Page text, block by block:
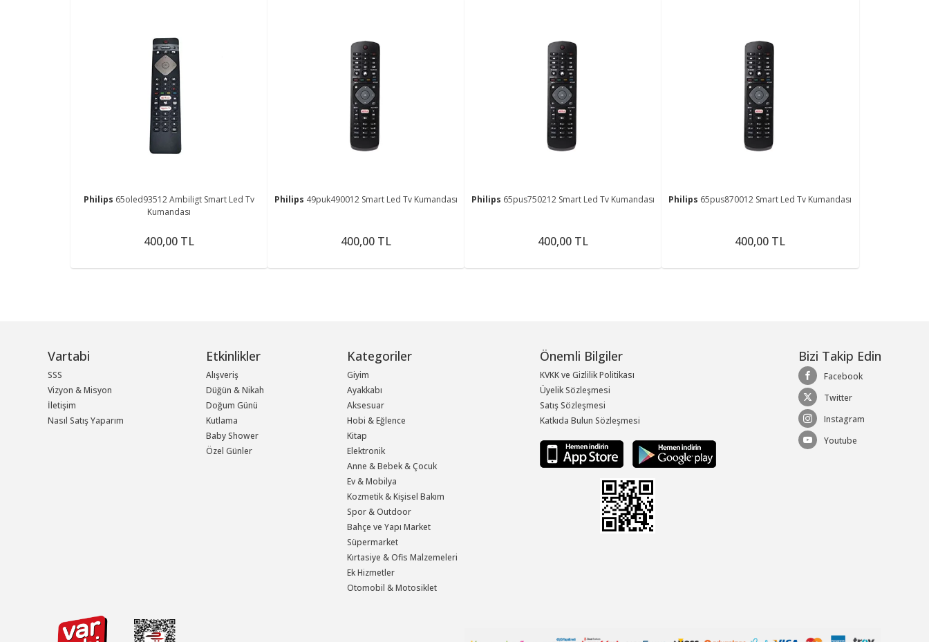
Philips 65oled93512 Ambiligt Smart Led Tv
Kumandası
400,00 TL
Philips 49puk490012 Smart Led Tv Kumandası
400,00 TL
Philips 65pus750212 Smart Led Tv Kumandası
400,00 TL
Philips 65pus870012 Smart Led Tv Kumandası
400,00 TL
Vartabi
SSS
Vizyon & Misyon
İletişim
Nasıl Satış Yaparım
Etkinlikler
Alışveriş
Düğün & Nikah
Doğum Günü
Kutlama
Baby Shower
Özel Günler
Kategoriler
Giyim
Ayakkabı
Aksesuar
Hobi & Eğlence
Kitap
Elektronik
Anne & Bebek & Çocuk
Ev & Mobilya
Kozmetik & Kişisel Bakım
Spor & Outdoor
Bahçe ve Yapı Market
Süpermarket
Kırtasiye & Ofis Malzemeleri
Ek Hizmetler
Otomobil & Motosiklet
Önemli Bilgiler
KVKK ve Gizlilik Politikası
Üyelik Sözleşmesi
Satış Sözleşmesi
Katkıda Bulun Sözleşmesi
Bizi Takip Edin
Facebook
Twitter
Instagram
Youtube